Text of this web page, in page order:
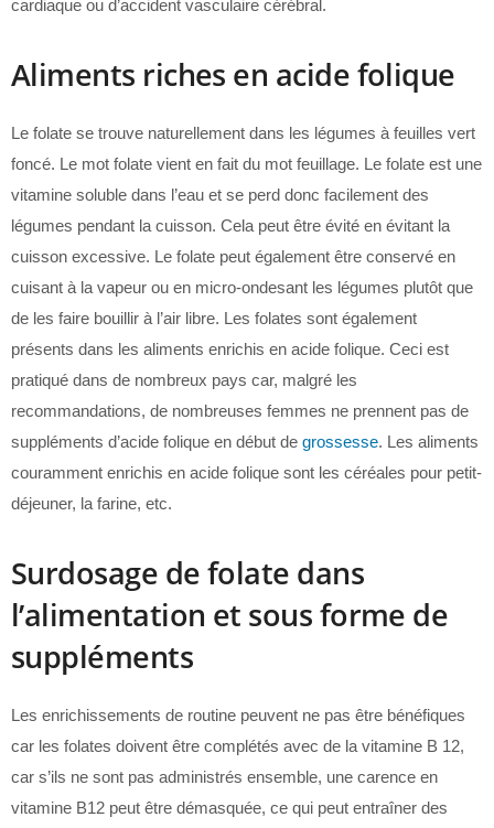
cardiaque ou d’accident vasculaire cérébral.
Aliments riches en acide folique
Le folate se trouve naturellement dans les légumes à feuilles vert
foncé. Le mot folate vient en fait du mot feuillage. Le folate est une
vitamine soluble dans l’eau et se perd donc facilement des
légumes pendant la cuisson. Cela peut être évité en évitant la
cuisson excessive. Le folate peut également être conservé en
cuisant à la vapeur ou en micro-ondesant les légumes plutôt que
de les faire bouillir à l’air libre. Les folates sont également
présents dans les aliments enrichis en acide folique. Ceci est
pratiqué dans de nombreux pays car, malgré les
recommandations, de nombreuses femmes ne prennent pas de
suppléments d’acide folique en début de grossesse. Les aliments
couramment enrichis en acide folique sont les céréales pour petit-
déjeuner, la farine, etc.
Surdosage de folate dans
l’alimentation et sous forme de
suppléments
Les enrichissements de routine peuvent ne pas être bénéfiques
car les folates doivent être complétés avec de la vitamine B 12,
car s’ils ne sont pas administrés ensemble, une carence en
vitamine B12 peut être démasquée, ce qui peut entraîner des